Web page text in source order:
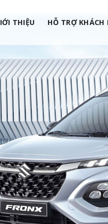
THIỆU HỖ TRỢ KHÁCH